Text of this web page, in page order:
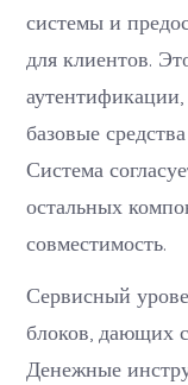
системы и
для клиентов.
базовые
Система
остальных
совместимость.
Сервисный
блоков, дающих
Денежные